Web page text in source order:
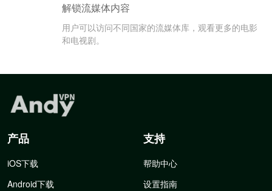
解锁流媒体内容
用户可以访问不同国家的流媒体库，观看更多的电影
和电视剧。
产品
iOS下载
Android下载
支持
帮助中心
设置指南